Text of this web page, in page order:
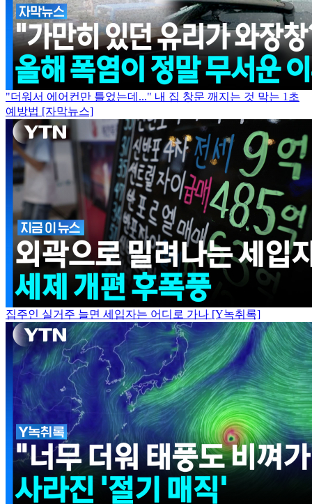
"더워서 에어컨만 틀었는데..." 내 집 창문 깨지는 것 막는 1초
예방법 [자막뉴스]
집주인 실거주 늘면 세입자는 어디로 가나 [Y녹취록]